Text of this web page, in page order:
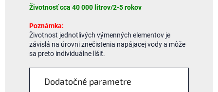
Životnosť cca 40 000 litrov/2-5 rokov
Poznámka:
Životnost jednotlivých výmenných elementov je
závislá na úrovni znečistenia napájacej vody a môže
sa preto individuálne líšiť.
Dodatočné parametre